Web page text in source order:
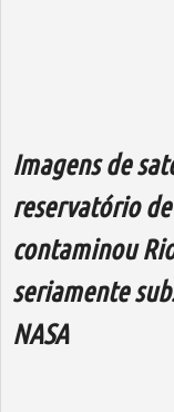
Imagens de
reservatório
contaminou
seriamente
NASA